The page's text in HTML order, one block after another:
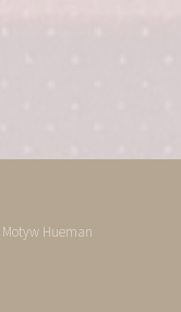
Motyw Hueman